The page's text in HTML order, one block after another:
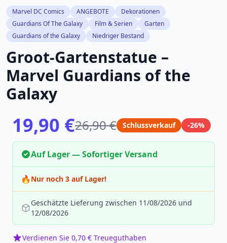
Marvel DC Comics ANGEBOTE
Dekorationen
Guardians Of The Galaxy
Film & Serien
Garten
Guardians of the Galaxy
Niedriger Bestand
Groot-Gartenstatue –
Marvel Guardians of the
Galaxy
19,90 €26,90 € Schlussverkauf -26%
Auf Lager — Sofortiger Versand
🔥 Nur noch 3 auf Lager!
Geschätzte Lieferung zwischen 11/08/2026 und
12/08/2026
Verdienen Sie 0,70 € Treueguthaben